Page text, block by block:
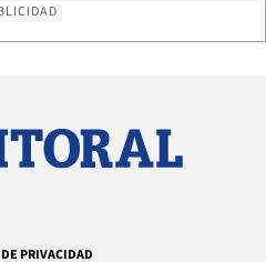
PRIVACIDAD